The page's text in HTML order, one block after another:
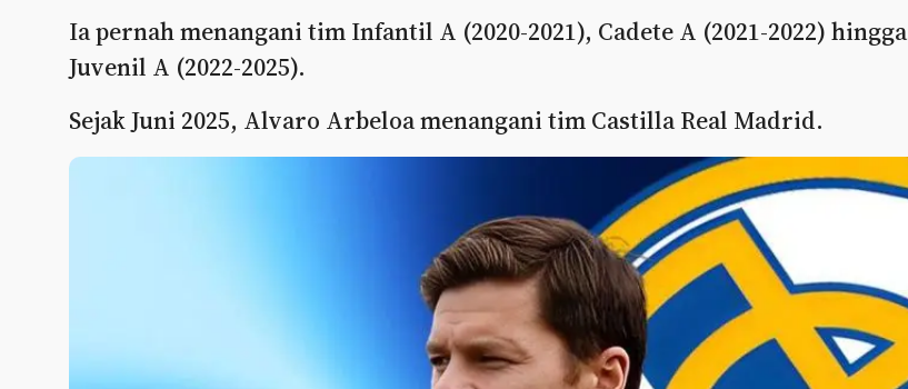
Ia pernah menangani tim Infantil A (2020-2021), Cadete A (2021-2022) hingga
Juvenil A (2022-2025).
Sejak Juni 2025, Alvaro Arbeloa menangani tim Castilla Real Madrid.